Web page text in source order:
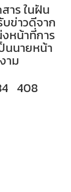
าร ในฝัน
บข่าวดีจาก
หน้าที่การ
นนายหน้า
าม
408